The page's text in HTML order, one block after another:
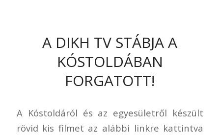
A DIKH TV STÁBJA A
KÓSTOLDÁBAN
FORGATOTT!
A Kóstoldáról és az egyesületről készült
rövid kis filmet az alábbi linkre kattintva